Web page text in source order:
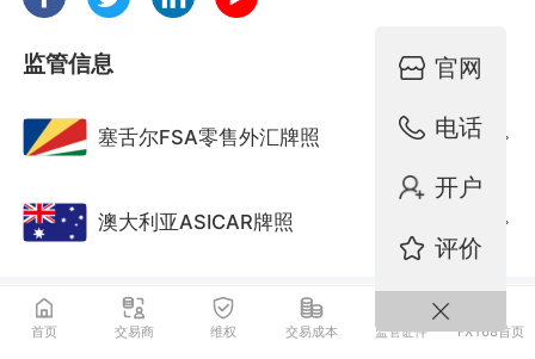
监管信息
塞舌尔FSA零售外汇牌照 监管中
澳大利亚ASICAR牌照
基础资料
官网
电话
开户
评价
首页 交易商 维权 交易成本 监管证件 FX168首页